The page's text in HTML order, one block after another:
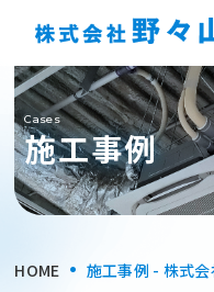
Cases
施工事例
HOME 施工事例 - 株式